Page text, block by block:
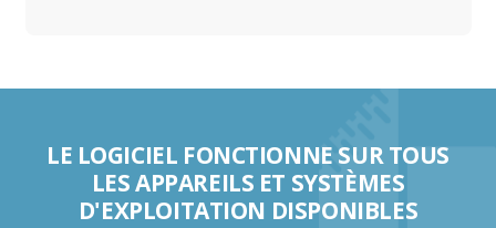
LE LOGICIEL FONCTIONNE SUR TOUS
LES APPAREILS ET SYSTÈMES
D'EXPLOITATION DISPONIBLES